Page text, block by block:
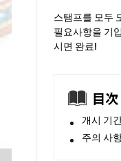
스탬프를 모두
필요사항을 기
시면 완료!
目次
개시 기
주의 사